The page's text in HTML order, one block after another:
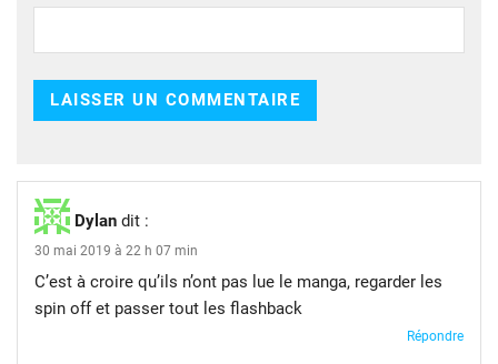
Dylan dit :
30 mai 2019 à 22 h 07 min
C’est à croire qu’ils n’ont pas lue le manga, regarder les
spin off et passer tout les flashback
Répondre